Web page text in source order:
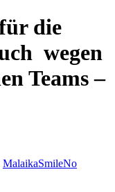
die
wegen
Teams –
MalaikaSmileNo